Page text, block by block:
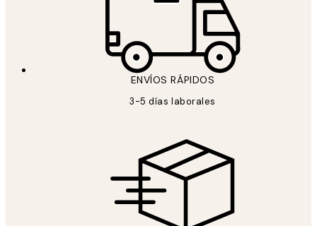
ENVÍOS RÁPIDOS
3-5 días laborales